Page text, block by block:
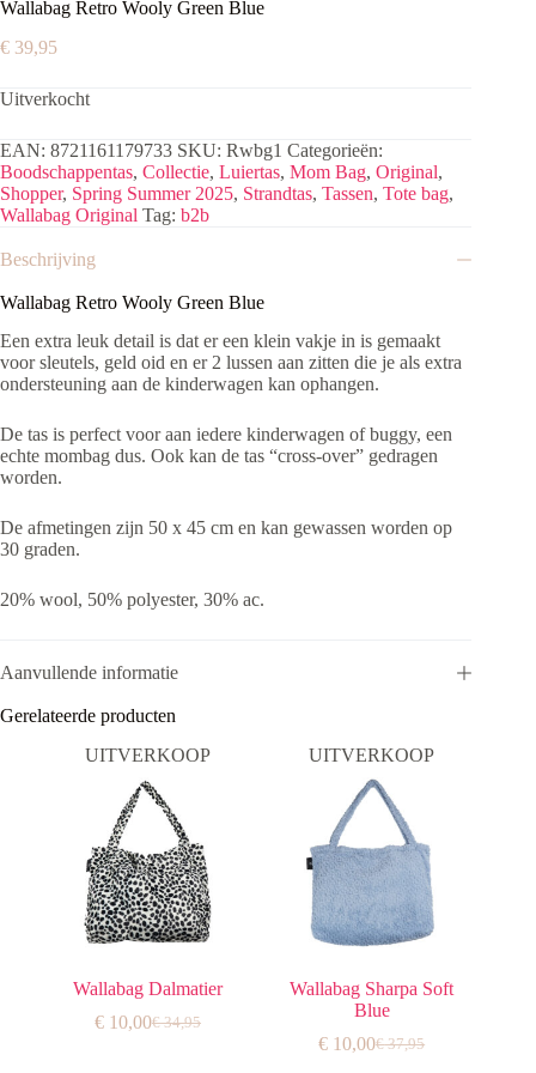
Wallabag Retro Wooly Green Blue
€ 39,95
Uitverkocht
EAN: 8721161179733 SKU: Rwbg1 Categorieën:
Boodschappentas, Collectie, Luiertas, Mom Bag, Original,
Shopper, Spring Summer 2025, Strandtas, Tassen, Tote bag,
Wallabag Original Tag: b2b
Beschrijving
Wallabag Retro Wooly Green Blue
Een extra leuk detail is dat er een klein vakje in is gemaakt
voor sleutels, geld oid en er 2 lussen aan zitten die je als extra
ondersteuning aan de kinderwagen kan ophangen.
De tas is perfect voor aan iedere kinderwagen of buggy, een
echte mombag dus. Ook kan de tas “cross-over” gedragen
worden.
De afmetingen zijn 50 x 45 cm en kan gewassen worden op
30 graden.
20% wool, 50% polyester, 30% ac.
Aanvullende informatie
Gerelateerde producten
UITVERKOOP
Wallabag Dalmatier
€34,95
Oorspronkelijke
€ 10,00Huidige
UITVERKOOP
Wallabag Sharpa Soft
Blue
€37,95
Oorspronkelijke
€ 10,00Huidige